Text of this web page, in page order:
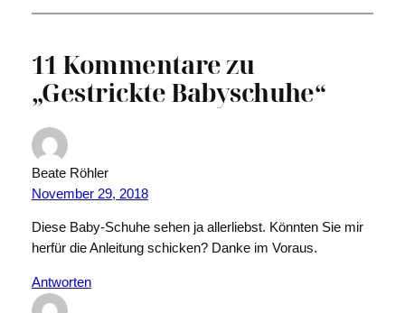
11 Kommentare zu
„Gestrickte Babyschuhe“
Beate Röhler
November 29, 2018
Diese Baby-Schuhe sehen ja allerliebst. Könnten Sie mir
herfür die Anleitung schicken? Danke im Voraus.
Antworten